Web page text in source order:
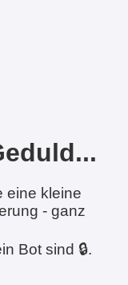
eine kleine
- ganz
Bot sind 🔒.